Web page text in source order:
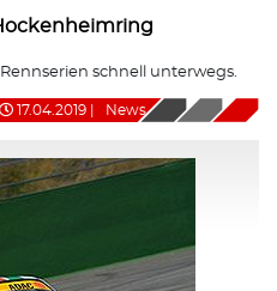
schnell unterwegs.
17.04.2019 News